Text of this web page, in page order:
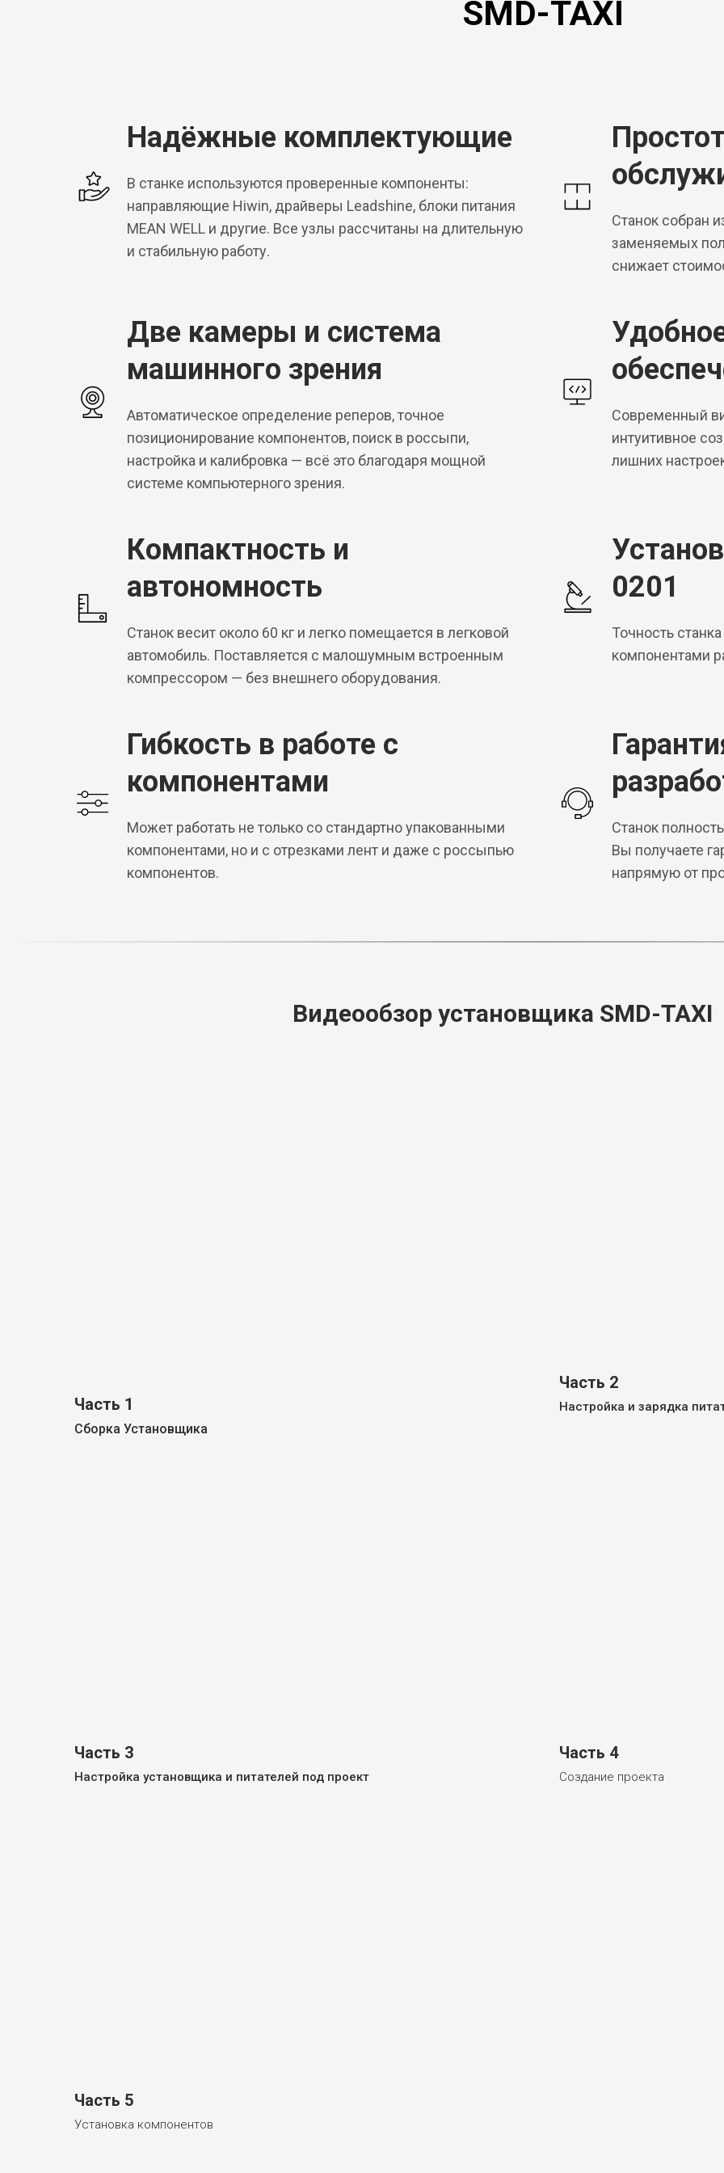
SMD-TAXI
Надёжные комплектующие
В станке используются проверенные компоненты:
направляющие Hiwin, драйверы Leadshine, блоки питания
MEAN WELL и другие. Все узлы рассчитаны на длительную
и стабильную работу.
Станок собран
заменяемых
снижает
Две камеры и система
машинного зрения
Автоматическое определение реперов, точное
позиционирование компонентов, поиск в россыпи,
настройка и калибровка — всё это благодаря мощной
системе компьютерного зрения.
Современный
интуитивное
лишних
Компактность и
автономность
Станок весит около 60 кг и легко помещается в легковой
автомобиль. Поставляется с малошумным встроенным
компрессором — без внешнего оборудования.
0201
Точность
компонентами
Гибкость в работе с
компонентами
Может работать не только со стандартно упакованными
компонентами, но и с отрезками лент и даже с россыпью
компонентов.
Станок
Вы получаете
напрямую от
Видеообзор установщика SMD-TAXI
Часть 1
Cборка Установщика
Часть 2
Настройка и зарядка
Часть 3
Настройка установщика и питателей под проект
Часть 4
Создание проекта
Часть 5
Установка компонентов